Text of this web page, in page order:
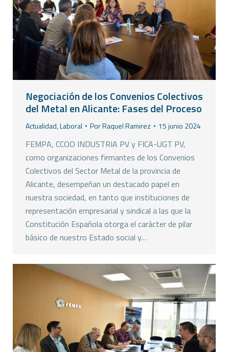
Negociación de los Convenios Colectivos
del Metal en Alicante: Fases del Proceso
Actualidad,Laboral PorRaquel Ramirez 15 junio 2024
FEMPA, CCOO INDUSTRIA PV y FICA-UGT PV,
como organizaciones firmantes de los Convenios
Colectivos del Sector Metal de la provincia de
Alicante, desempeñan un destacado papel en
nuestra sociedad, en tanto que instituciones de
representación empresarial y sindical a las que la
Constitución Española otorga el carácter de pilar
básico de nuestro Estado social y…